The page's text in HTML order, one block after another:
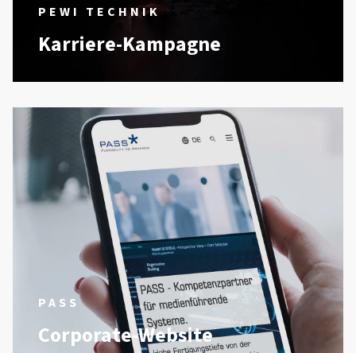
PEWI TECHNIK
Karriere-Kampagne
PASS
Corporate-Website